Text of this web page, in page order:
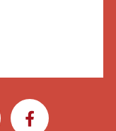
FACEBOOK